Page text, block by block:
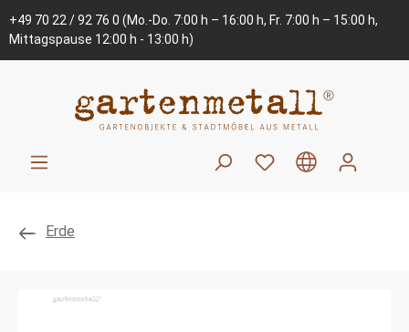
+49 70 22 / 92 76 0 (Mo.-Do. 7:00 h – 16:00 h, Fr. 7:00 h – 15:00 h,
Mittagspause 12:00 h - 13:00 h)
Erde